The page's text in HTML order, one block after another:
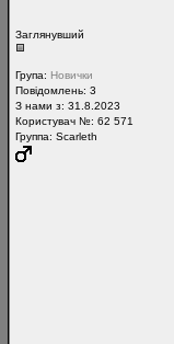
Заглянувший
Група: Новички
Повідомлень: 3
З нами з: 31.8.2023
Користувач №: 62 571
Группа: Scarleth